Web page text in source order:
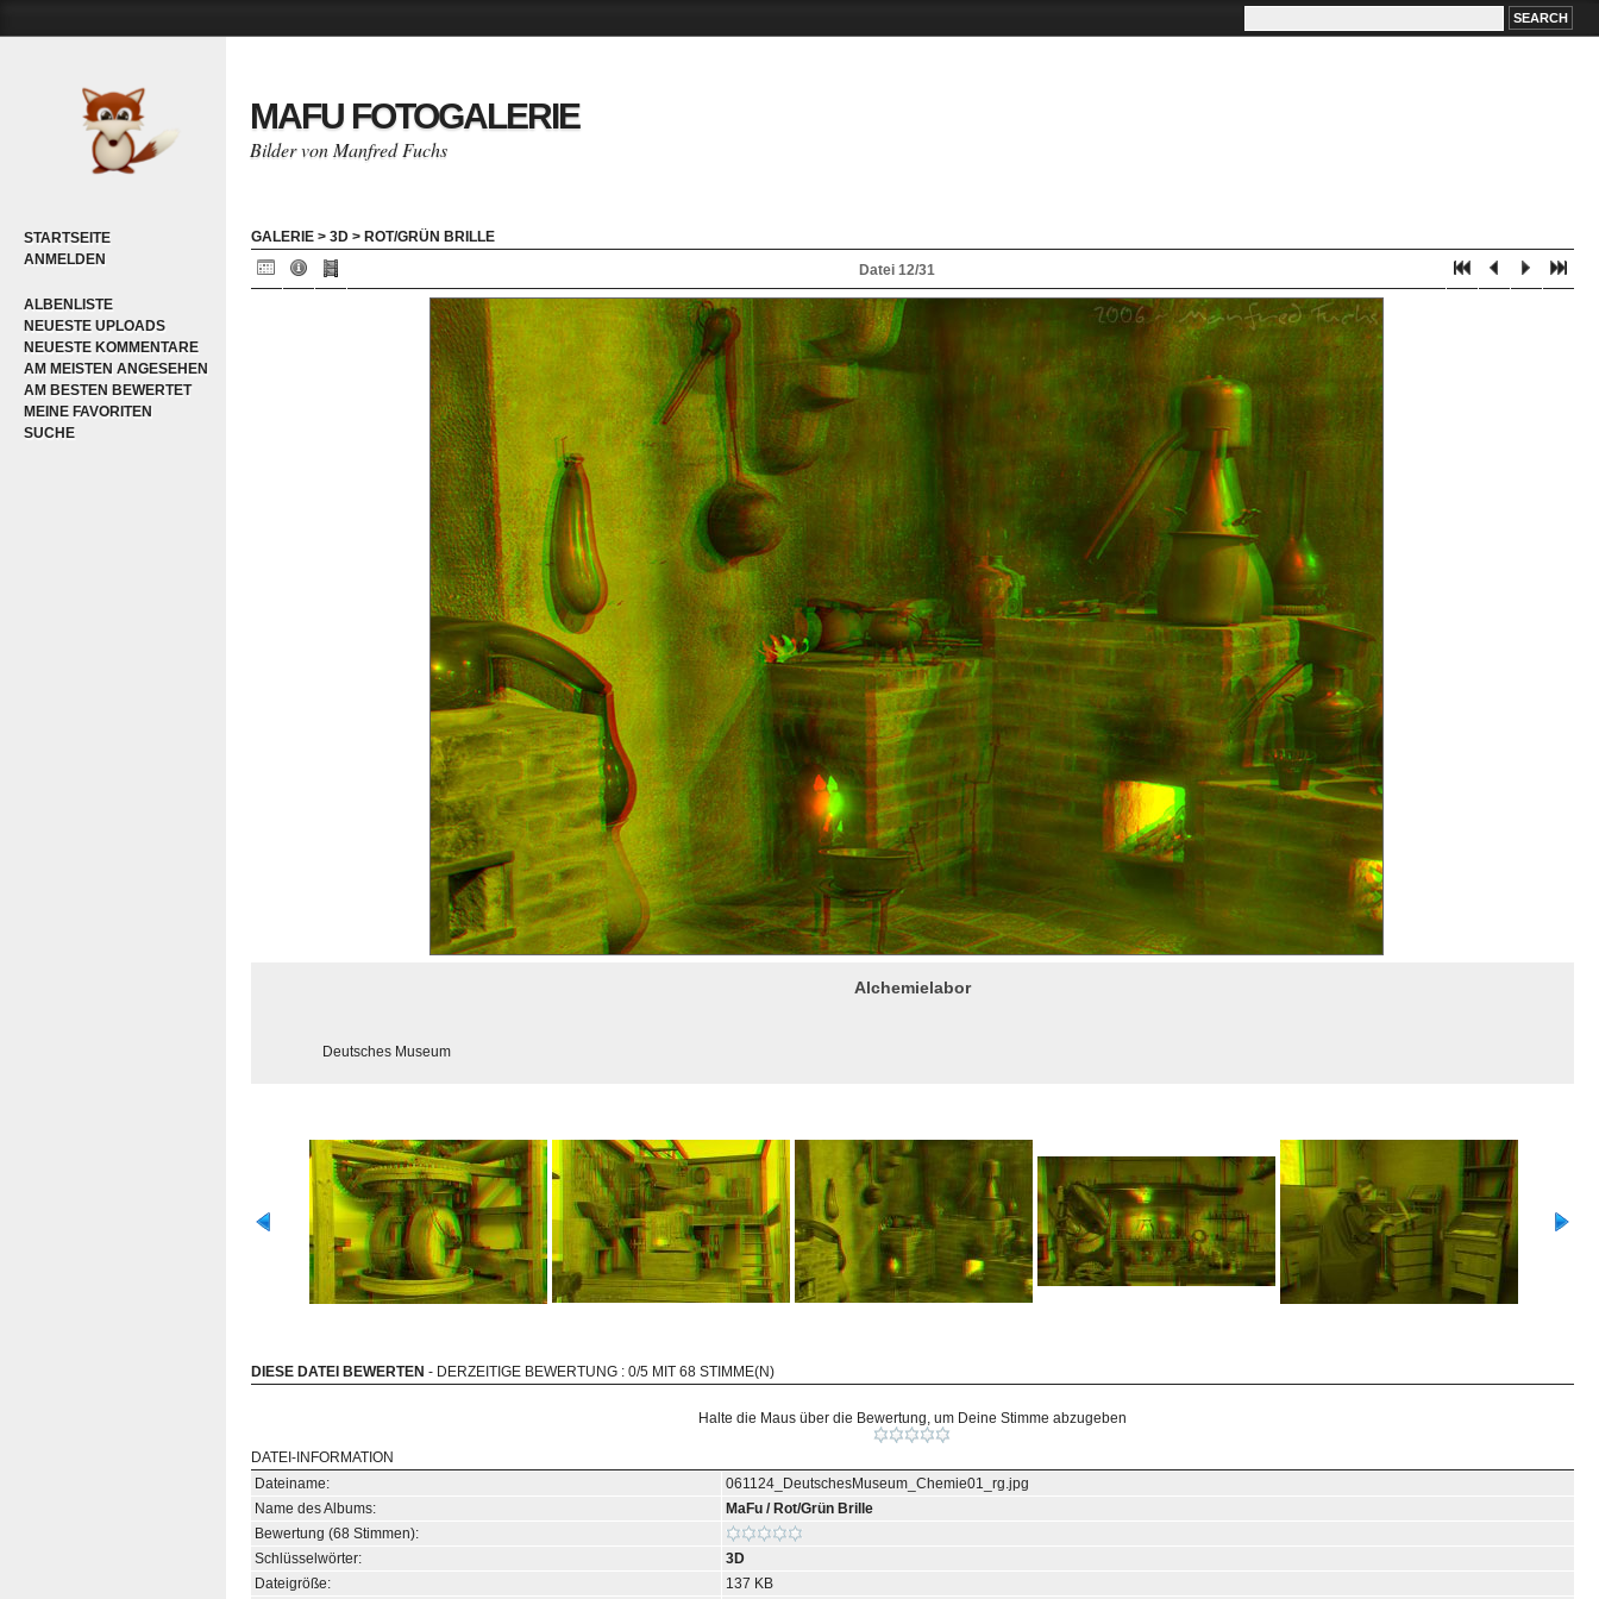
STARTSEITE
ANMELDEN
ALBENLISTE
NEUESTE UPLOADS
NEUESTE KOMMENTARE
AM MEISTEN ANGESEHEN
AM BESTEN BEWERTET
MEINE FAVORITEN
SUCHE
MAFU FOTOGALERIE
Bilder von Manfred Fuchs
GALERIE > 3D > ROT/GRÜN BRILLE
Datei 12/31
Alchemielabor
Deutsches Museum
DIESE DATEI BEWERTEN - DERZEITIGE BEWERTUNG : 0/5 MIT 68 STIMME(N)
Halte die Maus über die Bewertung, um Deine Stimme abzugeben
DATEI-INFORMATION
Dateiname:
061124_DeutschesMuseum_Chemie01_rg.jpg
Name des Albums:
MaFu / Rot/Grün Brille
Bewertung (68 Stimmen):
Schlüsselwörter:
3D
Dateigröße:
137 KB